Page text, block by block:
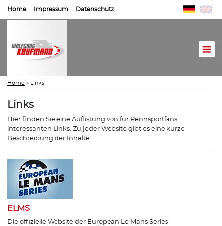
Home Impressum Datenschutz
Home » Links
Links
Hier finden Sie eine Auflistung von für Rennsportfans
interessanten Links. Zu jeder Website gibt es eine kurze
Beschreibung der Inhalte.
ELMS
Die offizielle Website der European Le Mans Series